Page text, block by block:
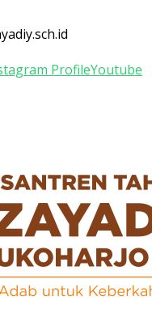
ProfileYoutube